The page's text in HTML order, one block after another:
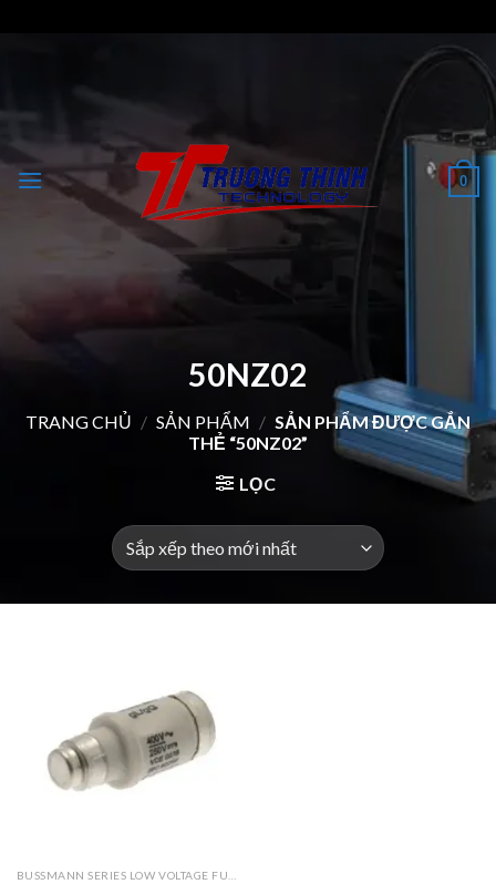
0
50NZ02
TRANG CHỦ / SẢN PHẨM / SẢN PHẨM ĐƯỢC GẮN
THẺ “50NZ02”
LỌC
BUSSMANN SERIES LOW VOLTAGE FUSES AND ACCESSORIES